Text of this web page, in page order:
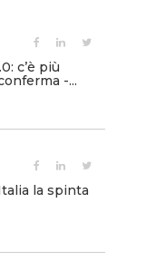
c’è più
-...
la spinta